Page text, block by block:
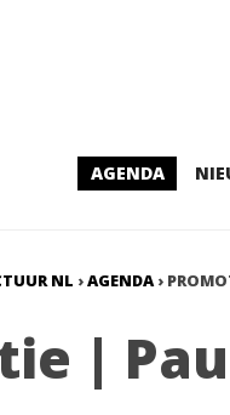
AGENDA
NL ›AGENDA›
|